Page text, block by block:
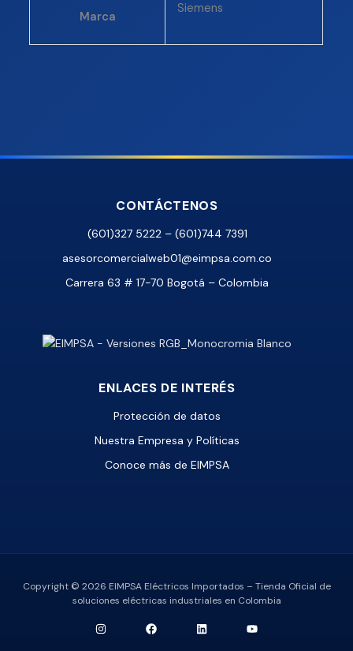
Marca
Siemens
CONTÁCTENOS
(601)327 5222 – (601)744 7391
asesorcomercialweb01@eimpsa.com.co
Carrera 63 # 17-70 Bogotá – Colombia
ENLACES DE INTERÉS
Protección de datos
Nuestra Empresa y Políticas
Conoce más de EIMPSA
Copyright © 2026 EIMPSA Eléctricos Importados – Tienda Oficial de
soluciones eléctricas industriales en Colombia